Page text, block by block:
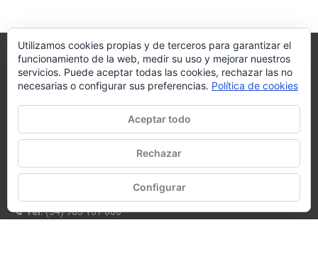
Villagra.es
Nuestro objetivo es conseguir la mejor instalación posible, la más
óptima, la de mejor calidad y la que de al usuario final la mejor
experiencia y calidad de vida.
Tel:(34) 983 157 000
Utilizamos cookies propias y de terceros para garantizar el
funcionamiento de la web, medir su uso y mejorar nuestros
servicios. Puede aceptar todas las cookies, rechazar las no
necesarias o configurar sus preferencias. Política de cookies
Aceptar todo
Rechazar
Configurar